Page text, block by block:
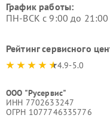
График работы:
ПН-ВСК с 9:00 до
Рейтинг сервисного
4.9-5.0
ООО "Русервис"
ИНН 7702633247
ОГРН 1077746335776